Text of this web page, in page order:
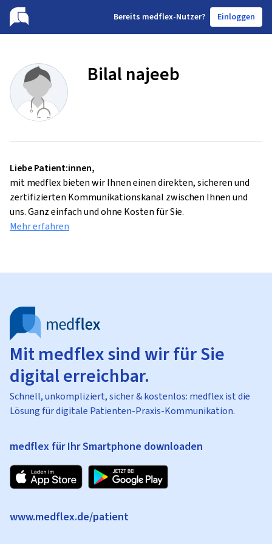
Bereits medflex-Nutzer? Einloggen
Bilal najeeb
Liebe Patient:innen,
mit medflex bieten wir Ihnen einen direkten, sicheren und
zertifizierten Kommunikationskanal zwischen Ihnen und
uns. Ganz einfach und ohne Kosten für Sie.
Mehr erfahren
Mit medflex sind wir für Sie
digital erreichbar.
Schnell, unkompliziert, sicher & kostenlos: medflex ist die
Lösung für digitale Patienten-Praxis-Kommunikation.
medflex für Ihr Smartphone downloaden
www.medflex.de/patient